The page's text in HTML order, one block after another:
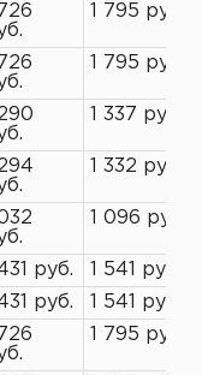
726
1 795 руб.
726
1 795 руб.
290
1 337 руб.
294
1 332 руб.
032
1 096 руб.
431 руб.
1 541 руб.
431 руб.
1 541 руб.
726
1 795 руб.